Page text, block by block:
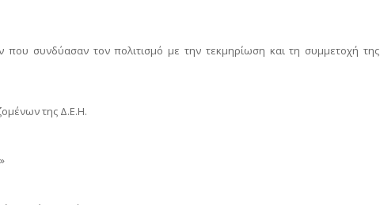
συνδύασαν τον πολιτισμό με την τεκμηρίωση και τη συμμετοχή της
της Δ.Ε.Η.